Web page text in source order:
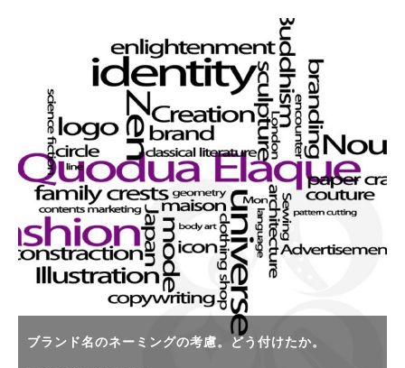
ブランド名のネーミングの考慮。どう付けたか。